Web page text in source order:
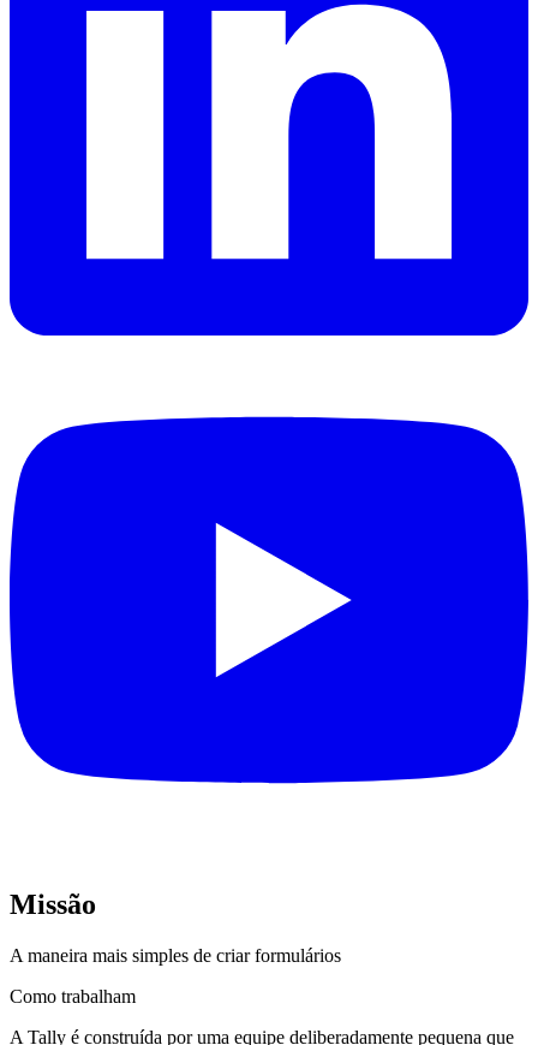
Missão
A maneira mais simples de criar formulários
Como trabalham
A Tally é construída por uma equipe deliberadamente pequena que